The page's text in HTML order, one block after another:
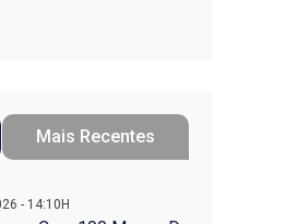
Mais Recentes
- 14:10H